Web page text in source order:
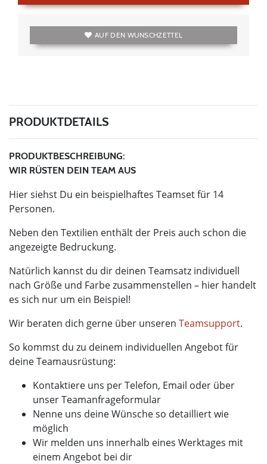
AUF DEN WUNSCHZETTEL
PRODUKTDETAILS
PRODUKTBESCHREIBUNG:
WIR RÜSTEN DEIN TEAM AUS
Hier siehst Du ein beispielhaftes Teamset für 14
Personen.
Neben den Textilien enthält der Preis auch schon die
angezeigte Bedruckung.
Natürlich kannst du dir deinen Teamsatz individuell
nach Größe und Farbe zusammenstellen – hier handelt
es sich nur um ein Beispiel!
Wir beraten dich gerne über unseren Teamsupport.
So kommst du zu deinem individuellen Angebot für
deine Teamausrüstung:
Kontaktiere uns per Telefon, Email oder über
unser Teamanfrageformular
Nenne uns deine Wünsche so detailliert wie
möglich
Wir melden uns innerhalb eines Werktages mit
einem Angebot bei dir